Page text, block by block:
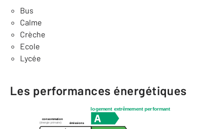
Bus
Calme
Crèche
Ecole
Lycée
Les performances énergétiques
logement extrêmement performant
consommation
émissions
(énergie primaire)